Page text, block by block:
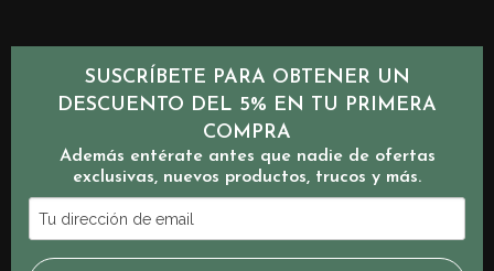
SUSCRÍBETE PARA OBTENER UN
DESCUENTO DEL 5% EN TU PRIMERA
COMPRA
Además entérate antes que nadie de ofertas
exclusivas, nuevos productos, trucos y más.
Tu
dirección
de